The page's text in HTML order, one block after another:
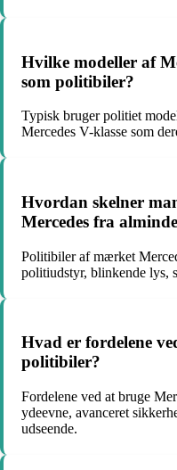
Hvilke modeller af
som politibiler?
Typisk bruger politiet
Mercedes V-klasse som
Hvordan skelner
Mercedes fra
Politibiler af mærket
politiudstyr, blinkende lys,
Hvad er fordelene
politibiler?
Fordelene ved at bruge
ydeevne, avanceret
udseende.